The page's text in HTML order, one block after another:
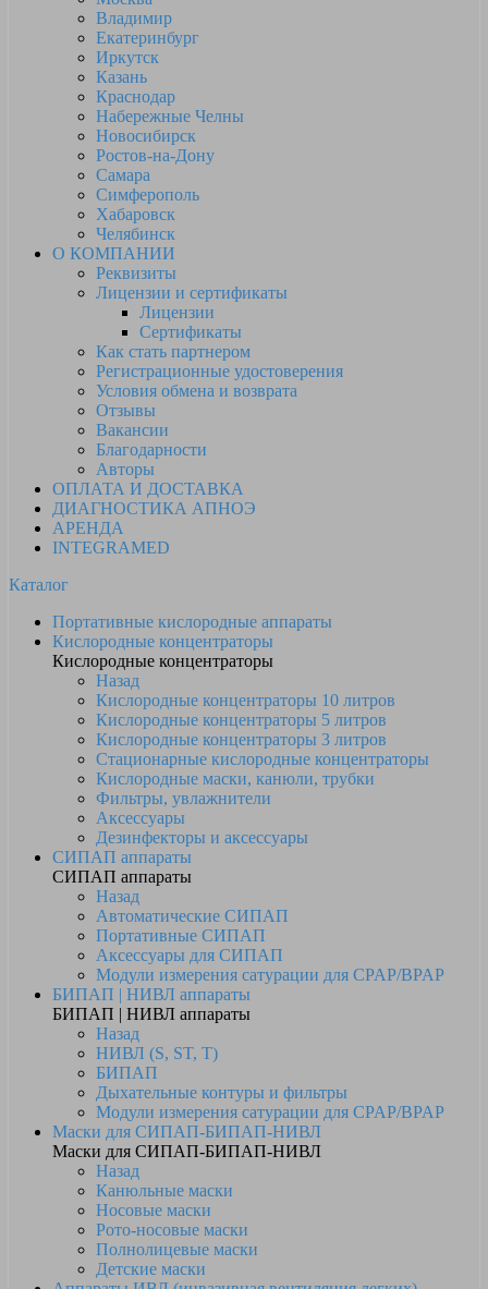
Владимир
Екатеринбург
Иркутск
Казань
Краснодар
Набережные Челны
Новосибирск
Ростов-на-Дону
Самара
Симферополь
Хабаровск
Челябинск
О КОМПАНИИ
Реквизиты
Лицензии и сертификаты
Лицензии
Сертификаты
Как стать партнером
Регистрационные удостоверения
Условия обмена и возврата
Отзывы
Вакансии
Благодарности
Авторы
ОПЛАТА И ДОСТАВКА
ДИАГНОСТИКА АПНОЭ
АРЕНДА
INTEGRAMED
Каталог
Портативные кислородные аппараты
Кислородные концентраторы
Кислородные концентраторы
Назад
Кислородные концентраторы 10 литров
Кислородные концентраторы 5 литров
Кислородные концентраторы 3 литров
Стационарные кислородные концентраторы
Кислородные маски, канюли, трубки
Фильтры, увлажнители
Аксессуары
Дезинфекторы и аксессуары
СИПАП аппараты
СИПАП аппараты
Назад
Автоматические СИПАП
Портативные СИПАП
Аксессуары для СИПАП
Модули измерения сатурации для CPAP/BPAP
БИПАП | НИВЛ аппараты
БИПАП | НИВЛ аппараты
Назад
НИВЛ (S, ST, T)
БИПАП
Дыхательные контуры и фильтры
Модули измерения сатурации для CPAP/BPAP
Маски для СИПАП-БИПАП-НИВЛ
Маски для СИПАП-БИПАП-НИВЛ
Назад
Канюльные маски
Носовые маски
Рото-носовые маски
Полнолицевые маски
Детские маски